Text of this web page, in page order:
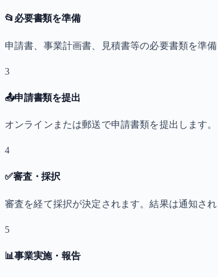
📂 必要書類を準備
申請書、事業計画書、見積書等の必要書類を準
3
📤申請書類を提出
オンラインまたは郵送で申請書類を提出します。
4
✅審査・採択
審査を経て採択が決定されます。結果は通知され
5
📊事業実施・報告